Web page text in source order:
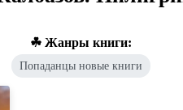
☘ Жанры книги:
Попаданцы новые книги